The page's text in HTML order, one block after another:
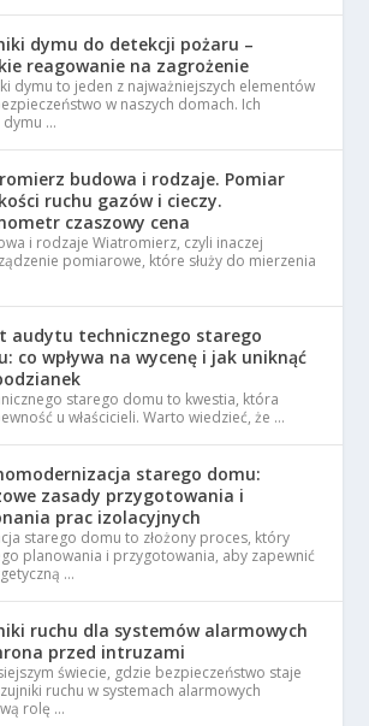
dymu do detekcji pożaru –
reagowanie na zagrożenie
dymu to jeden z najważniejszych elementów
w naszych domach. Ich
dymu …
budowa i rodzaje. Pomiar
ruchu gazów i cieczy.
czaszowy cena
i rodzaje Wiatromierz, czyli inaczej
pomiarowe, które służy do mierzenia
audytu technicznego starego
co wpływa na wycenę i jak uniknąć
starego domu to kwestia, która
u właścicieli. Warto wiedzieć, że …
starego domu:
zasady przygotowania i
prac izolacyjnych
starego domu to złożony proces, który
planowania i przygotowania, aby zapewnić
…
ruchu dla systemów alarmowych
przed intruzami
świecie, gdzie bezpieczeństwo staje
ruchu w systemach alarmowych
rolę …